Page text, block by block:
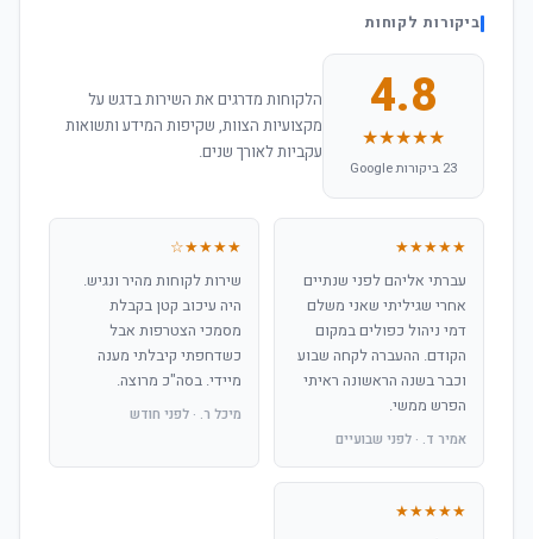
ביקורות לקוחות
4.8
★★★★★
23 ביקורות Google
הלקוחות מדרגים את השירות בדגש על
מקצועיות הצוות, שקיפות המידע ותשואות
עקביות לאורך שנים.
★★★★★
עברתי אליהם לפני שנתיים
אחרי שגיליתי שאני משלם
דמי ניהול כפולים במקום
הקודם. ההעברה לקחה שבוע
וכבר בשנה הראשונה ראיתי
הפרש ממשי.
אמיר ד. · לפני שבועיים
★★★★☆
שירות לקוחות מהיר ונגיש.
היה עיכוב קטן בקבלת
מסמכי הצטרפות אבל
כשדחפתי קיבלתי מענה
מיידי. בסה"כ מרוצה.
מיכל ר. · לפני חודש
★★★★★